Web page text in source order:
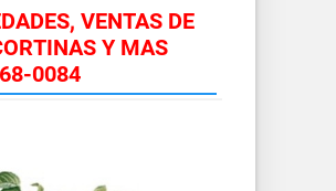
VENTAS DE
Y MAS
0084